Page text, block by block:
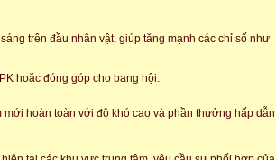
trên đầu nhân vật, giúp tăng mạnh các chỉ số như
hoặc đóng góp cho bang hội.
hoàn toàn với độ khó cao và phần thưởng hấp dẫn